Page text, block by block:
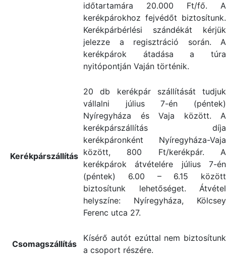
időtartamára 20.000 Ft/fő. A
kerékpárokhoz fejvédőt biztosítunk.
Kerékpárbérlési szándékát kérjük
jelezze a regisztráció során. A
kerékpárok átadása a túra
nyitópontján Vaján történik.
Kerékpárszállítás
20 db kerékpár szállítását tudjuk
vállalni július 7-én (péntek)
Nyíregyháza és Vaja között. A
kerékpárszállítás díja
kerékpáronként Nyíregyháza-Vaja
között, 800 Ft/kerékpár. A
kerékpárok átvételére július 7-én
(péntek) 6.00 – 6.15 között
biztosítunk lehetőséget. Átvétel
helyszíne: Nyíregyháza, Kölcsey
Ferenc utca 27.
Csomagszállítás
Kísérő autót ezúttal nem biztosítunk
a csoport részére.